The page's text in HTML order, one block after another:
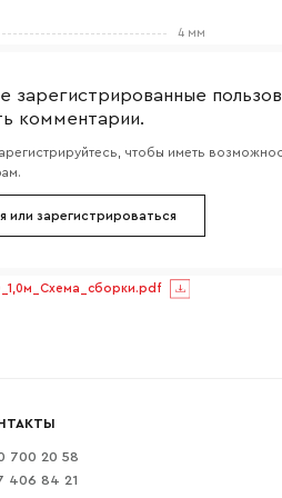
4 мм
зарегистрированные
комментарии.
чтобы иметь
или зарегистрироваться
700 20 58
406 84 21